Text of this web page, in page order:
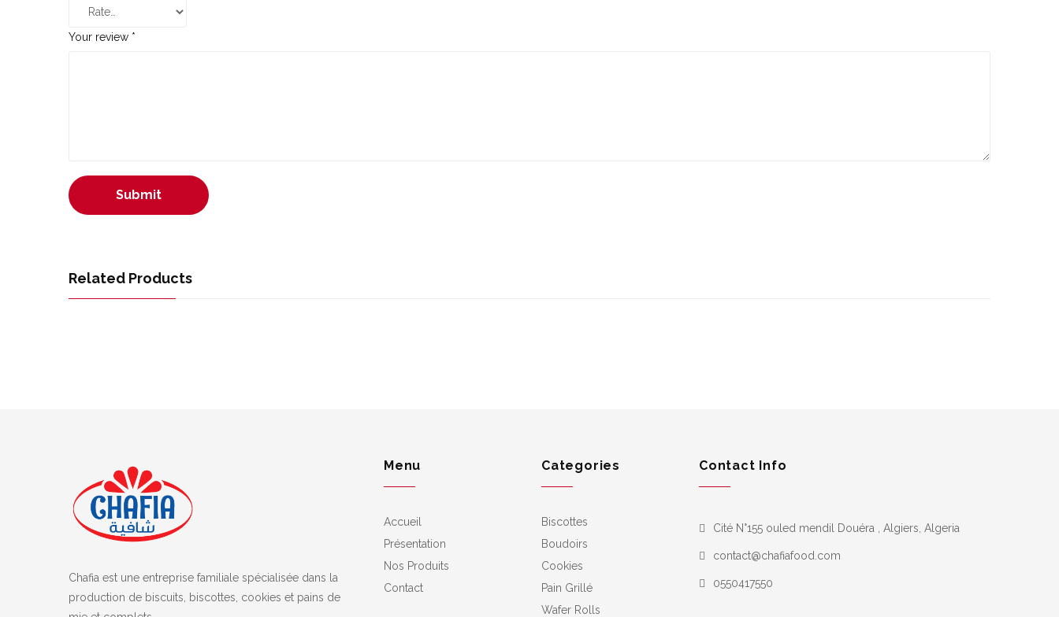
Your review *
Submit
Related Products
Chafia est une entreprise familiale spécialisée dans la
production de biscuits, biscottes, cookies et pains de
Menu
Accueil
Présentation
Nos Produits
Contact
Categories
Biscottes
Boudoirs
Cookies
Pain Grillé
Wafer Rolls
Contact Info
Cité N°155 ouled mendil Douéra , Algiers, Algeria
contact@chafiafood.com
0550417550